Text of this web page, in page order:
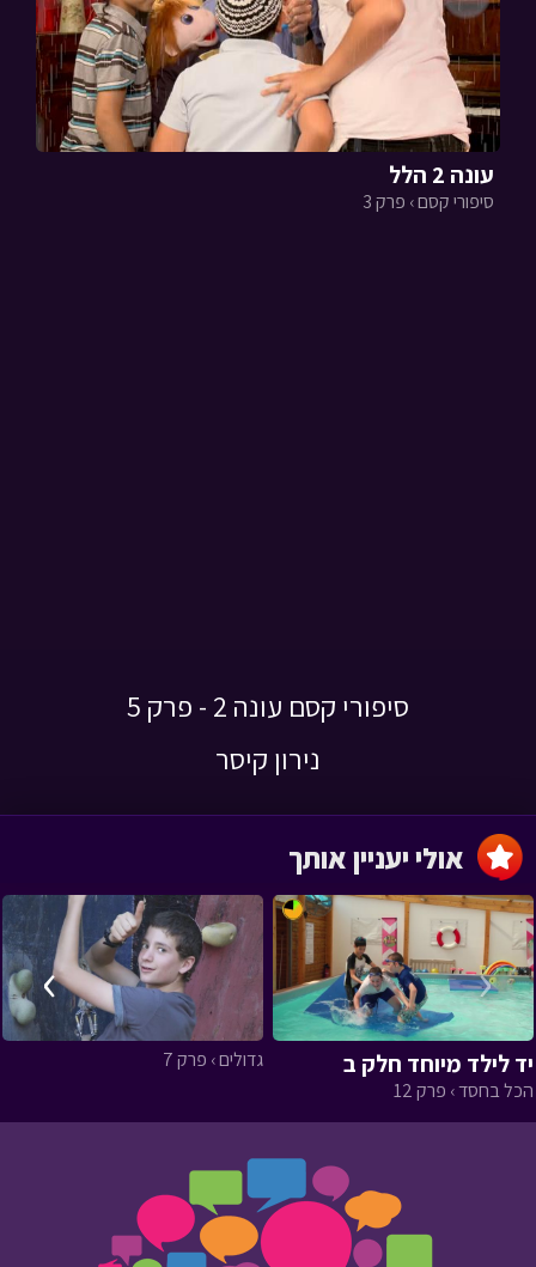
עונה 2 הלל
סיפורי קסם › פרק 3
סיפורי קסם עונה 2 - פרק 5
נירון קיסר
יד לילד מיוחד חלק ב
הכל בחסד › פרק 12
גדולים › פרק 7
‹
›